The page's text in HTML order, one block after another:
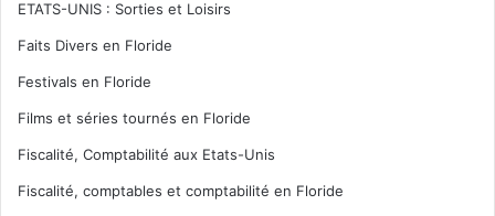
ETATS-UNIS : Sorties et Loisirs
Faits Divers en Floride
Festivals en Floride
Films et séries tournés en Floride
Fiscalité, Comptabilité aux Etats-Unis
Fiscalité, comptables et comptabilité en Floride